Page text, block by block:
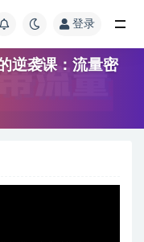
登录
逆袭课：流量密